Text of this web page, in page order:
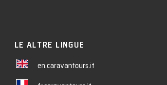
LE ALTRE LINGUE
en.caravantours.it